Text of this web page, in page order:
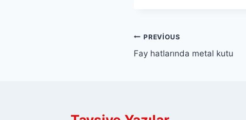
Yazı
gezinmesi
PREVIOUS
Fay hatlarında metal kutu